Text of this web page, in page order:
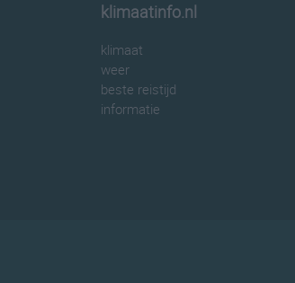
klimaatinfo.nl
klimaat
weer
beste reistijd
informatie